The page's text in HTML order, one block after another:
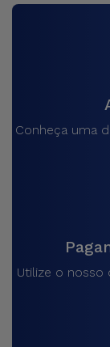
Conheça uma
Utilize o nosso